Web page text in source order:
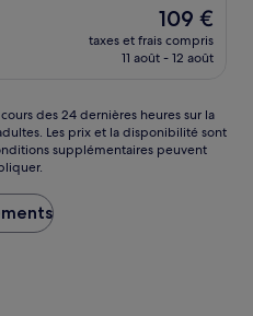
Le
nouveau
prix
109 €
109 €
taxes et frais compris
11 août - 12 août
des 24 dernières heures sur la
Les prix et la disponibilité sont
supplémentaires peuvent